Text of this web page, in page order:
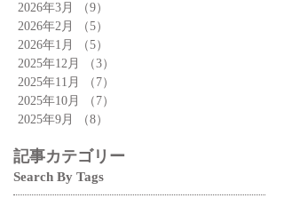
2026年3月
（9）
2026年2月
（5）
2026年1月
（5）
2025年12月
（3）
2025年11月
（7）
2025年10月
（7）
2025年9月
（8）
記事カテゴリー
Search By Tags